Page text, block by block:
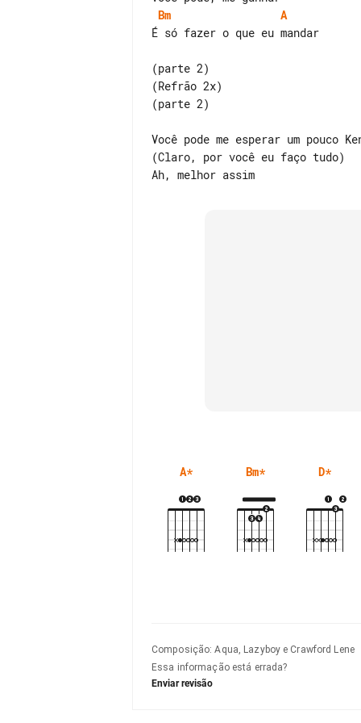
Bm
A
É só fazer o que eu mandar
(parte 2)
(Refrão 2x)
(parte 2)
Você pode me esperar um pouco
(Claro, por você eu faço tudo)
A* Bm* D*
Composição:Aqua, Lazyboy e Crawford Lene
Essa informação está errada?
Enviar revisão